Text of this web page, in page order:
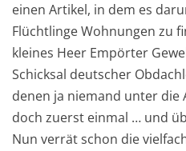
einen Artikel, in dem es
Flüchtlinge Wohnungen zu
kleines Heer Empörter
Schicksal deutscher
denen ja niemand unter die
doch zuerst einmal … und
Nun verrät schon die